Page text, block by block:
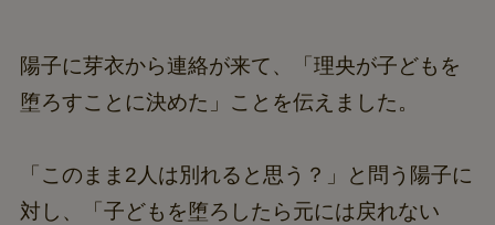
陽子に芽衣から連絡が来て、「理央が子どもを
堕ろすことに決めた」ことを伝えました。
「このまま2人は別れると思う？」と問う陽子に
対し、「子どもを堕ろしたら元には戻れない